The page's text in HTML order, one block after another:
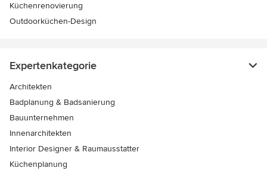
Küchenrenovierung
Outdoorküchen-Design
Expertenkategorie
Architekten
Badplanung & Badsanierung
Bauunternehmen
Innenarchitekten
Interior Designer & Raumausstatter
Küchenplanung